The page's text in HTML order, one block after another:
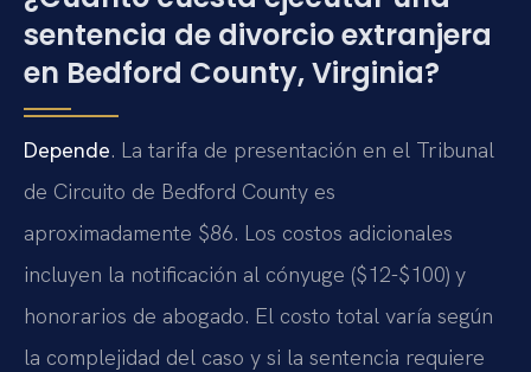
sentencia de divorcio extranjera
en Bedford County, Virginia?
Depende. La tarifa de presentación en el Tribunal
de Circuito de Bedford County es
aproximadamente $86. Los costos adicionales
incluyen la notificación al cónyuge ($12-$100) y
honorarios de abogado. El costo total varía según
la complejidad del caso y si la sentencia requiere